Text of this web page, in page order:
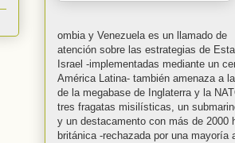
ombia y Venezuela es un llamado de
atención sobre las estrategias de
Israel -implementadas mediante un
América Latina- también amenaza a
de la megabase de Inglaterra y la
tres fragatas misilísticas, un
y un destacamento con más de 2000
británica -rechazada por una